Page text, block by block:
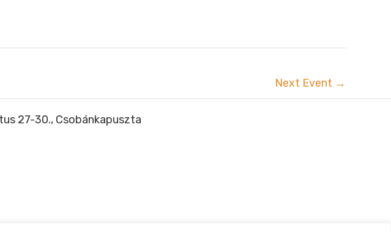
Next Event →
27-30., Csobánkapuszta